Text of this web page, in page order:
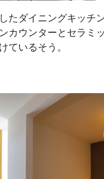
たダイニングキッチ
カウンターとセラミ
ているそう。